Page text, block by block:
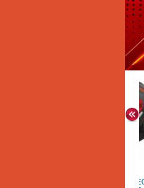
Máy cắt sắt FEG